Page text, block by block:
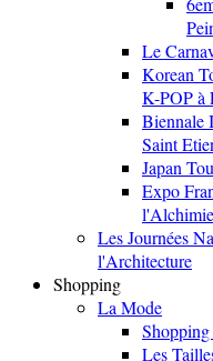
Le
Korean
K-POP à
Biennale
Saint
Japan
Expo
Les Journées
l'Architecture
Shopping
La Mode
Les